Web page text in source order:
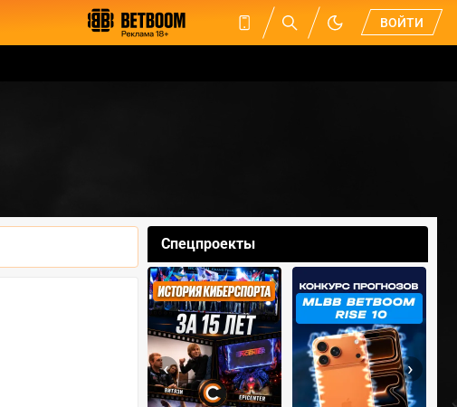
ВОЙТИ
Спецпроекты
‹ ›